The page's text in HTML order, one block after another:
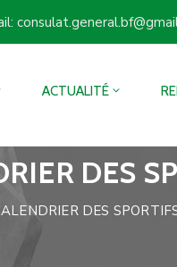
ACTUALITÉ
DES
DES